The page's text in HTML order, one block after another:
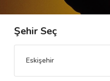
🎈 Biz Kimiz?
🌟 Müşteri
Şehir Seç
Eskişehir